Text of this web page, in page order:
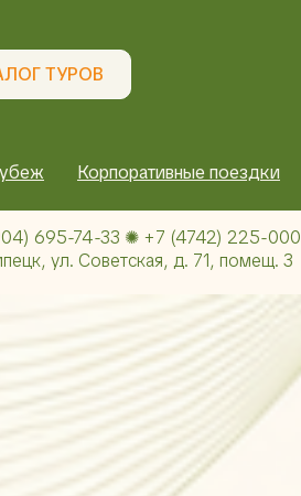
ТУРОВ
Корпоративные поездки
695-74-33 ✺ +7 (4742) 225-000
ул. Советская, д. 71, помещ. 3